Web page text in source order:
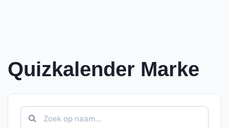
Quizkalender Marke